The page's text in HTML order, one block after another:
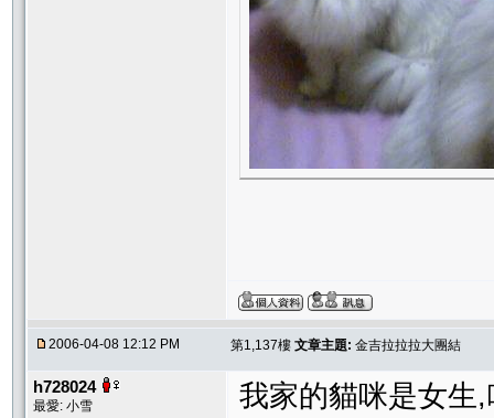
2006-04-08 12:12 PM 第1,137樓 文章主題: 金吉拉拉拉大團結
h728024
最愛: 小雪
我家的貓咪是女生